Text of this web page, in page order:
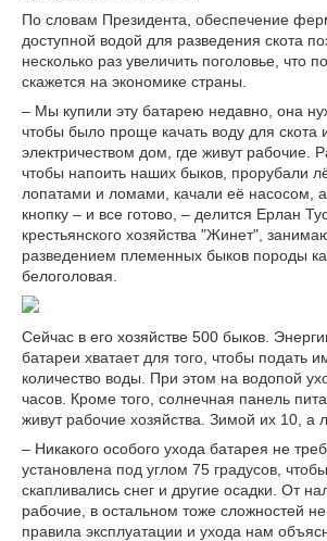
По словам Президента, обеспечение
доступной водой для разведения скота
несколько раз увеличить поголовье, что
скажется на экономике страны.
– Мы купили эту батарею недавно, она
чтобы было проще качать воду для скота
электричеством дом, где живут рабочие.
чтобы напоить наших быков, прорубали
лопатами и ломами, качали её насосом,
кнопку – и все готово, – делится Ерлан
крестьянского хозяйства "Жинет",
разведением племенных быков породы
белоголовая.
Сейчас в его хозяйстве 500 быков.
батареи хватает для того, чтобы подать
количество воды. При этом на водопой
часов. Кроме того, солнечная панель
живут рабочие хозяйства. Зимой их 10, а
– Никакого особого ухода батарея не
установлена под углом 75 градусов,
скапливались снег и другие осадки. От
рабочие, в остальном тоже сложностей не
правила эксплуатации и ухода нам